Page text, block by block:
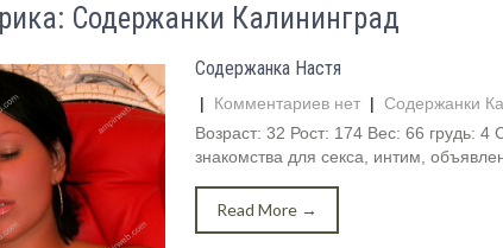
Содержанки Калининград
Содержанка Настя
| Комментариев нет | Содержанки
Возраст: 32 Рост: 174 Вес: 66 грудь: 4
знакомства для секса, интим,
Read More →